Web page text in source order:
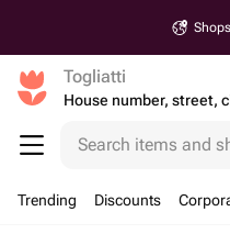
Togliatti
Search items and
Trending Discounts